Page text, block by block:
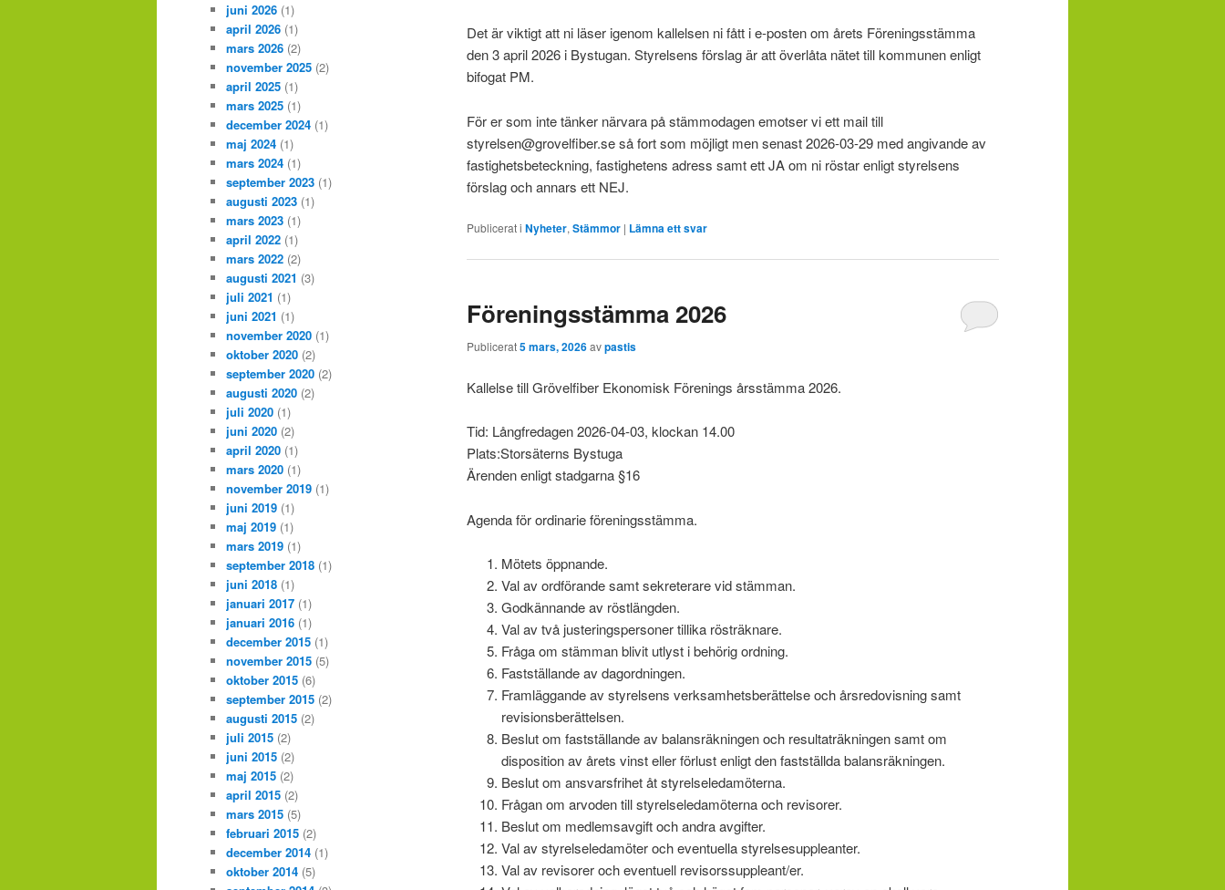
Det är viktigt att ni läser igenom kallelsen ni fått i e-posten om årets Föreningsstämma
den 3 april 2026 i Bystugan. Styrelsens förslag är att överlåta nätet till kommunen enligt
bifogat PM.
För er som inte tänker närvara på stämmodagen emotser vi ett mail till
styrelsen@grovelfiber.se så fort som möjligt men senast 2026-03-29 med angivande av
fastighetsbeteckning, fastighetens adress samt ett JA om ni röstar enligt styrelsens
förslag och annars ett NEJ.
Publicerat i Nyheter, Stämmor | Lämna ett svar
Föreningsstämma 2026
Publicerat5 mars, 2026avpastis
Kallelse till Grövelfiber Ekonomisk Förenings årsstämma 2026.
Tid: Långfredagen 2026-04-03, klockan 14.00
Plats:Storsäterns Bystuga
Ärenden enligt stadgarna §16
Agenda för ordinarie föreningsstämma.
Mötets öppnande.
Val av ordförande samt sekreterare vid stämman.
Godkännande av röstlängden.
Val av två justeringspersoner tillika rösträknare.
Fråga om stämman blivit utlyst i behörig ordning.
Fastställande av dagordningen.
Framläggande av styrelsens verksamhetsberättelse och årsredovisning samt
revisionsberättelsen.
Beslut om fastställande av balansräkningen och resultaträkningen samt om
disposition av årets vinst eller förlust enligt den fastställda balansräkningen.
Beslut om ansvarsfrihet åt styrelseledamöterna.
Frågan om arvoden till styrelseledamöterna och revisorer.
Beslut om medlemsavgift och andra avgifter.
Val av styrelseledamöter och eventuella styrelsesuppleanter.
Val av revisorer och eventuell revisorssuppleant/er.
juni 2026 (1)
april 2026 (1)
mars 2026 (2)
november 2025 (2)
april 2025 (1)
mars 2025 (1)
december 2024 (1)
maj 2024 (1)
mars 2024 (1)
september 2023 (1)
augusti 2023 (1)
mars 2023 (1)
april 2022 (1)
mars 2022 (2)
augusti 2021 (3)
juli 2021 (1)
juni 2021 (1)
november 2020 (1)
oktober 2020 (2)
september 2020 (2)
augusti 2020 (2)
juli 2020 (1)
juni 2020 (2)
april 2020 (1)
mars 2020 (1)
november 2019 (1)
juni 2019 (1)
maj 2019 (1)
mars 2019 (1)
september 2018 (1)
juni 2018 (1)
januari 2017 (1)
januari 2016 (1)
december 2015 (1)
november 2015 (5)
oktober 2015 (6)
september 2015 (2)
augusti 2015 (2)
juli 2015 (2)
juni 2015 (2)
maj 2015 (2)
april 2015 (2)
mars 2015 (5)
februari 2015 (2)
december 2014 (1)
oktober 2014 (5)